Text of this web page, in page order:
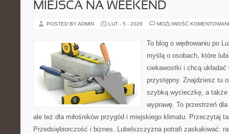
MIEJSCA NA WEEKEND
POSTED BY ADMIN LUT - 5 - 2026 MOŻLIWOŚĆ
To blog o wędrowaniu po
myślą o osobach, które
ciekawostki i chcą
przystępny. Znajdziesz tu
szybką wycieczkę, a także
wyprawę. To przestrzeń
ale też dla miłośników przygód i miejskiego klimatu. Przeczytaj
Przedsiębiorczość i biznes. Lubelszczyzna potrafi zaskakiwać: